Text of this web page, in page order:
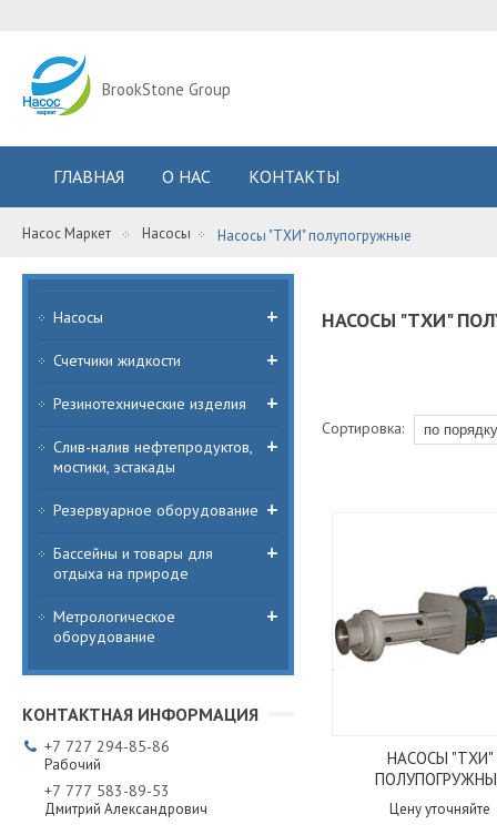
BrookStone Group
ГЛАВНАЯ О НАС КОНТАКТЫ
Насос Маркет Насосы Насосы "ТХИ" полупогружные
НАСОСЫ "ТХИ"
Сортировка:
НАСОСЫ "ТХИ"
Цену уточняйте
Насосы
Счетчики жидкости
Резинотехнические изделия
Слив-налив нефтепродуктов,
мостики, эстакады
Резервуарное оборудование
Бассейны и товары для
отдыха на природе
Метрологическое
оборудование
+7 727 294-85-86
Рабочий
+7 777 583-89-53
Дмитрий Александрович